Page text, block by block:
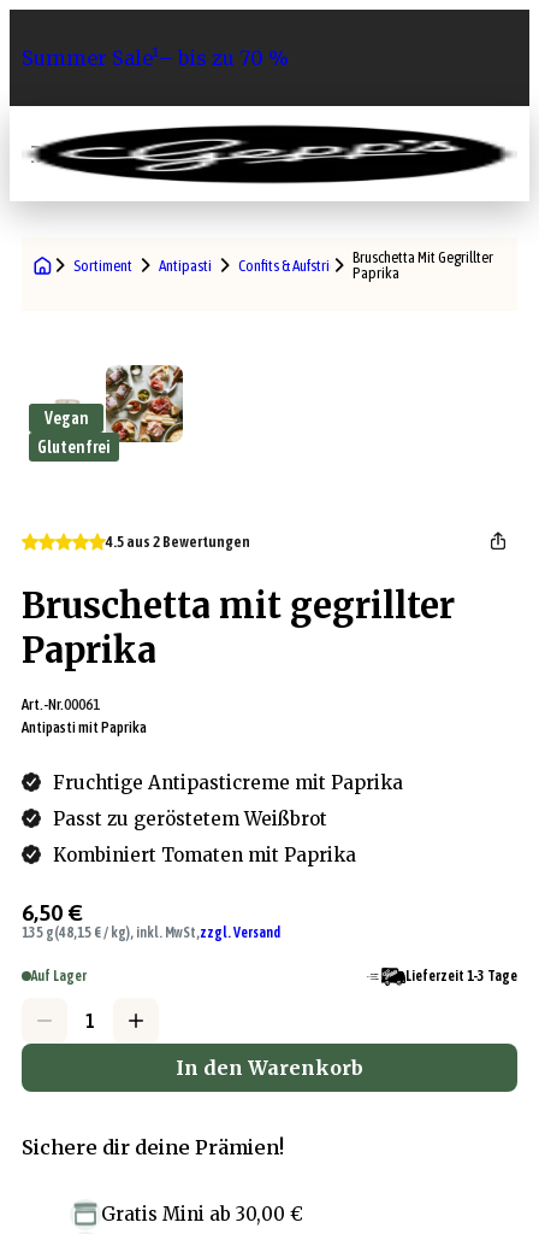
Summer Sale¹– bis zu 70 %
0
Sortiment Antipasti Confits & Aufstriche Bruschetta Mit Gegrillter
Paprika
Vegan
Glutenfrei
4.5 aus 2 Bewertungen
Bruschetta mit gegrillter
Paprika
Art.-Nr.00061
Antipasti mit Paprika
Fruchtige Antipasticreme mit Paprika
Passt zu geröstetem Weißbrot
Kombiniert Tomaten mit Paprika
6,50 €
135 g(48,15 € / kg), inkl. MwSt,zzgl. Versand
Auf Lager Lieferzeit 1-3 Tage
In den Warenkorb
Sichere dir deine Prämien!
Gratis Mini ab 30,00 €